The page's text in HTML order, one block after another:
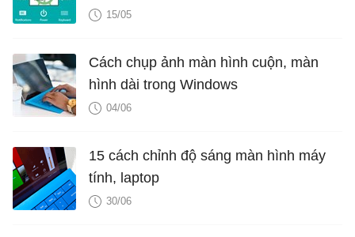
15/05
Cách chụp ảnh màn hình cuộn, màn
hình dài trong Windows
04/06
15 cách chỉnh độ sáng màn hình máy
tính, laptop
30/06